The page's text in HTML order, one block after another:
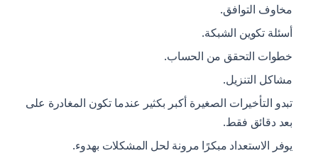
مخاوف التوافق.
أسئلة تكوين الشبكة.
خطوات التحقق من الحساب.
مشاكل التنزيل.
تبدو التأخيرات الصغيرة أكبر بكثير عندما تكون المغادرة على
بعد دقائق فقط.
يوفر الاستعداد مبكرًا مرونة لحل المشكلات بهدوء.